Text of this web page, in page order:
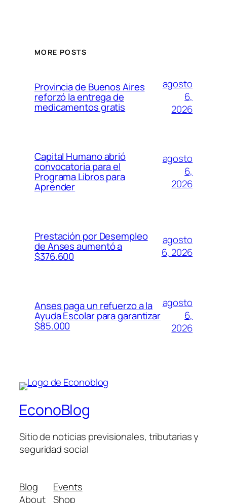
MORE POSTS
Provincia de Buenos Aires
reforzó la entrega de
medicamentos gratis
agosto
6,
2026
Capital Humano abrió
convocatoria para el
Programa Libros para
Aprender
agosto
6,
2026
Prestación por Desempleo
de Anses aumentó a
$376.600
agosto
6, 2026
Anses paga un refuerzo a la
Ayuda Escolar para garantizar
$85.000
agosto
6,
2026
EconoBlog
Sitio de noticias previsionales, tributarias y
seguridad social
Blog
About
Events
Shop